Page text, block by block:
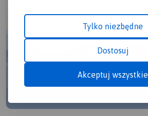
Tylko niezbędne
Dostosuj
Akceptuj wszystkie